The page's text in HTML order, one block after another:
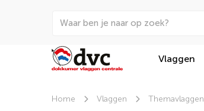
Vlaggen
Home Vlaggen Themavlaggen